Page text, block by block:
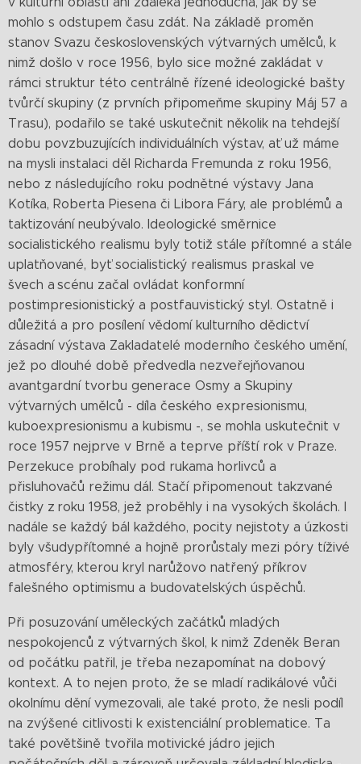
mohlo s odstupem času zdát. Na základě proměn
stanov Svazu československých výtvarných umělců, k
nimž došlo v roce 1956, bylo sice možné zakládat v
rámci struktur této centrálně řízené ideologické bašty
tvůrčí skupiny (z prvních připomeňme skupiny Máj 57 a
Trasu), podařilo se také uskutečnit několik na tehdejší
dobu povzbuzujících individuálních výstav, ať už máme
na mysli instalaci děl Richarda Fremunda z roku 1956,
nebo z následujícího roku podnětné výstavy Jana
Kotíka, Roberta Piesena či Libora Fáry, ale problémů a
taktizování neubývalo. Ideologické směrnice
socialistického realismu byly totiž stále přítomné a stále
uplatňované, byť socialistický realismus praskal ve
švech a scénu začal ovládat konformní
postimpresionistický a postfauvistický styl. Ostatně i
důležitá a pro posílení vědomí kulturního dědictví
zásadní výstava Zakladatelé moderního českého umění,
jež po dlouhé době předvedla nezveřejňovanou
avantgardní tvorbu generace Osmy a Skupiny
výtvarných umělců - díla českého expresionismu,
kuboexpresionismu a kubismu -, se mohla uskutečnit v
roce 1957 nejprve v Brně a teprve příští rok v Praze.
Perzekuce probíhaly pod rukama horlivců a
přisluhovačů režimu dál. Stačí připomenout takzvané
čistky z roku 1958, jež proběhly i na vysokých školách. I
nadále se každý bál každého, pocity nejistoty a úzkosti
byly všudypřítomné a hojně prorůstaly mezi póry tíživé
atmosféry, kterou kryl narůžovo natřený příkrov
falešného optimismu a budovatelských úspěchů.
Při posuzování uměleckých začátků mladých
nespokojenců z výtvarných škol, k nimž Zdeněk Beran
od počátku patřil, je třeba nezapomínat na dobový
kontext. A to nejen proto, že se mladí radikálové vůči
okolnímu dění vymezovali, ale také proto, že nesli podíl
na zvýšené citlivosti k existenciální problematice. Ta
také povětšině tvořila motivické jádro jejich